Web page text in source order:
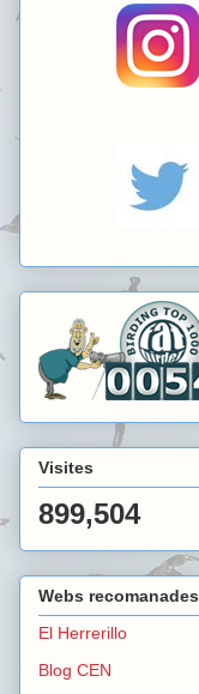
Visites
899,504
Webs recomanades
El Herrerillo
Blog CEN